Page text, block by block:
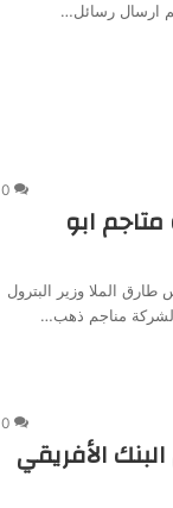
ارسال رسائل…
0
ابو
الملا وزير البترول
لشركة مناجم ذهب…
0
الأفريقي